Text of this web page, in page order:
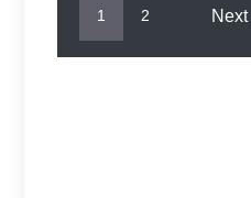
1 2 Next